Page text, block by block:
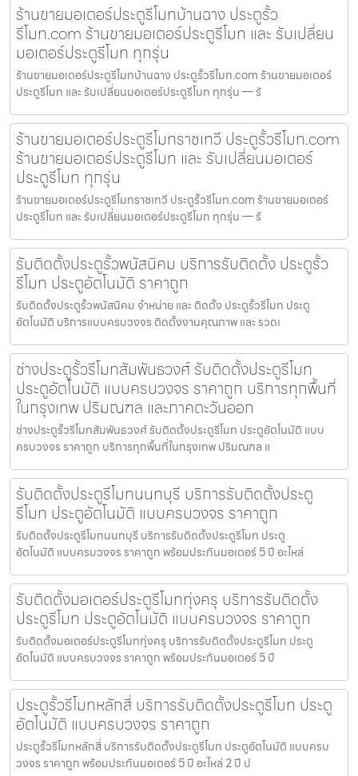
ร้านขายมอเตอร์ประตูรีโมทบ้านฉาง ประตูรั้ว
รีโมท.com ร้านขายมอเตอร์ประตูรีโมท และ รับเปลี่ยน
มอเตอร์ประตูรีโมท ทุกรุ่น
ร้านขายมอเตอร์ประตูรีโมทบ้านฉาง ประตูรั้วรีโมท.com ร้านขายมอเตอร์
ประตูรีโมท และ รับเปลี่ยนมอเตอร์ประตูรีโมท ทุกรุ่น — รั
ร้านขายมอเตอร์ประตูรีโมทราชเทวี ประตูรั้วรีโมท.com
ร้านขายมอเตอร์ประตูรีโมท และ รับเปลี่ยนมอเตอร์
ประตูรีโมท ทุกรุ่น
ร้านขายมอเตอร์ประตูรีโมทราชเทวี ประตูรั้วรีโมท.com ร้านขายมอเตอร์
ประตูรีโมท และ รับเปลี่ยนมอเตอร์ประตูรีโมท ทุกรุ่น — รั
รับติดตั้งประตูรั้วพนัสนิคม บริการรับติดตั้ง ประตูรั้ว
รีโมท ประตูอัตโนมัติ ราคาถูก
รับติดตั้งประตูรั้วพนัสนิคม จำหน่าย และ ติดตั้ง ประตูรั้วรีโมท ประตู
อัตโนมัติ บริการแบบครบวงจร ติดตั้งงานคุณภาพ และ รวดเ
ช่างประตูรั้วรีโมทสัมพันธวงศ์ รับติดตั้งประตูรีโมท
ประตูอัตโนมัติ แบบครบวงจร ราคาถูก บริการทุกพื้นที่
ในกรุงเทพ ปริมณฑล และภาคตะวันออก
ช่างประตูรั้วรีโมทสัมพันธวงศ์ รับติดตั้งประตูรีโมท ประตูอัตโนมัติ แบบ
ครบวงจร ราคาถูก บริการทุกพื้นที่ในกรุงเทพ ปริมณฑล แ
รับติดตั้งประตูรีโมทนนทบุรี บริการรับติดตั้งประตู
รีโมท ประตูอัตโนมัติ แบบครบวงจร ราคาถูก
รับติดตั้งประตูรีโมทนนทบุรี บริการรับติดตั้งประตูรีโมท ประตู
อัตโนมัติ แบบครบวงจร ราคาถูก พร้อมประกันมอเตอร์ 5 ปี อะไหล่
รับติดตั้งมอเตอร์ประตูรีโมททุ่งครุ บริการรับติดตั้ง
ประตูรีโมท ประตูอัตโนมัติ แบบครบวงจร ราคาถูก
รับติดตั้งมอเตอร์ประตูรีโมททุ่งครุ บริการรับติดตั้งประตูรีโมท ประตู
อัตโนมัติ แบบครบวงจร ราคาถูก พร้อมประกันมอเตอร์ 5 ปี
ประตูรั้วรีโมทหลักสี่ บริการรับติดตั้งประตูรีโมท ประตู
อัตโนมัติ แบบครบวงจร ราคาถูก
ประตูรั้วรีโมทหลักสี่ บริการรับติดตั้งประตูรีโมท ประตูอัตโนมัติ แบบครบ
วงจร ราคาถูก พร้อมประกันมอเตอร์ 5 ปี อะไหล่ 2 ปี ป